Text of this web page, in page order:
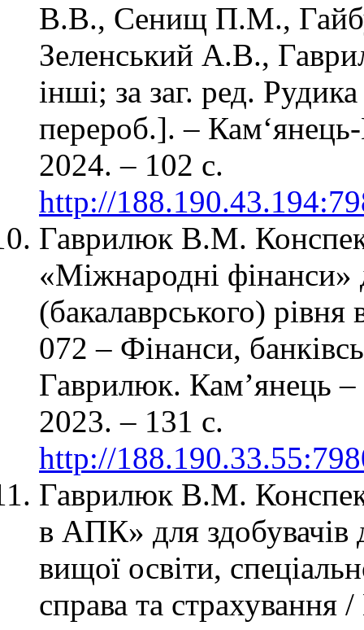
В.В., Сенищ П.М.,
Зеленський А.В.,
інші; за заг. ред.
перероб.]. –
2024. – 102 с.
http://
Гаврилюк В.М.
«Міжнародні фінанси»
(бакалаврського) рівня
072 – Фінанси,
Гаврилюк. Кам’янець
2023. – 131 с.
http://
Гаврилюк В.М.
в АПК» для здобувачів
вищої освіти,
справа та